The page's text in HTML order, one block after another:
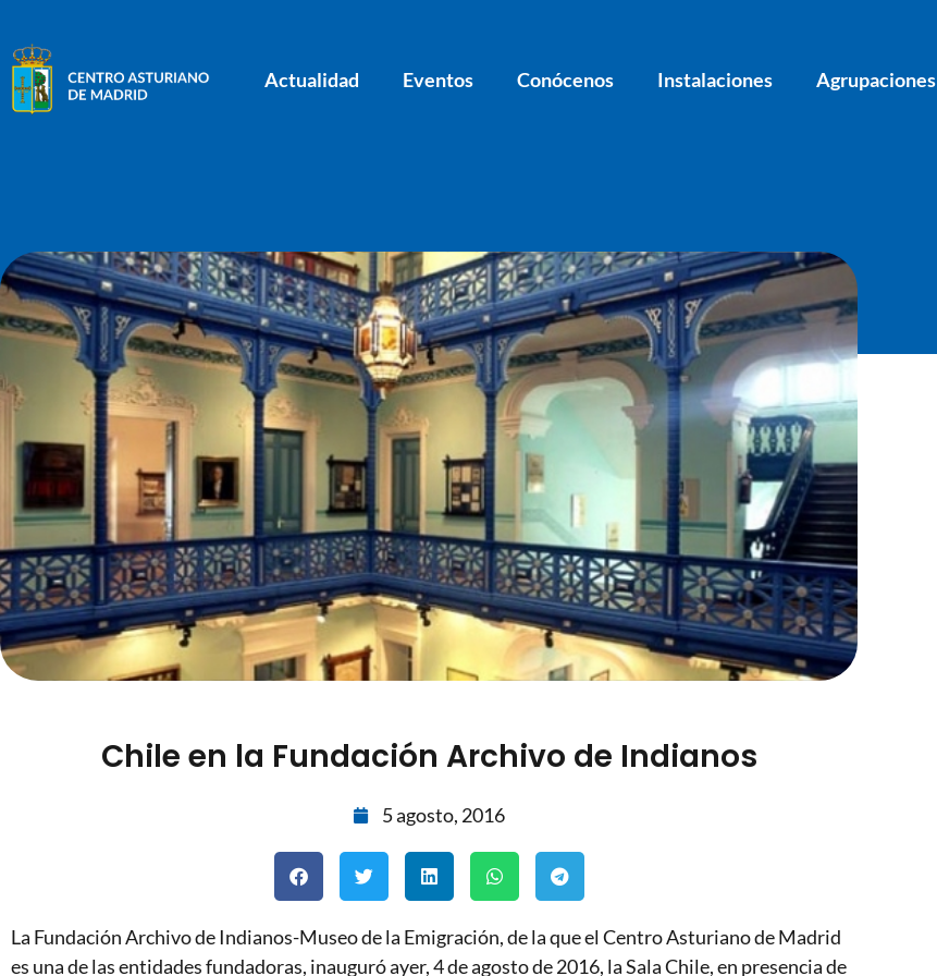
Actualidad Eventos Conócenos Instalaciones Agrupaciones
Chile en la Fundación Archivo de Indianos
5 agosto, 2016
La Fundación Archivo de Indianos-Museo de la Emigración, de la que el Centro Asturiano de Madrid
es una de las entidades fundadoras, inauguró ayer, 4 de agosto de 2016, la Sala Chile, en presencia de